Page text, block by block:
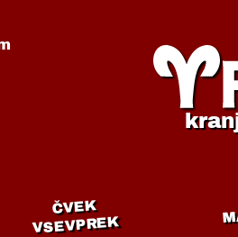
ČVEK
VSEVPREK